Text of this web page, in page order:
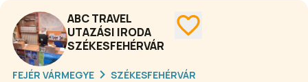
utazók szép élményeiket, jó
tapasztalataikat másokkal is
megosztják, irodánk jó hírnevét keltik.
ABC TRAVEL
UTAZÁSI IRODA
SZÉKESFEHÉRVÁR
FEJÉR VÁRMEGYE SZÉKESFEHÉRVÁR